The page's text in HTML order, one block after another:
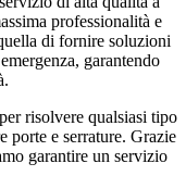
professionalità e
di fornire soluzioni
garantendo
risolvere qualsiasi tipo
porte e serrature. Grazie
garantire un servizio